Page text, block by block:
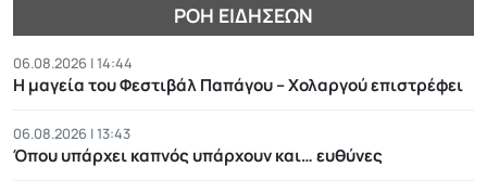
ΡΟΉ ΕΙΔΉΣΕΩΝ
06.08.2026 | 14:44
Η μαγεία του Φεστιβάλ Παπάγου – Χολαργού επιστρέφει
06.08.2026 | 13:43
Όπου υπάρχει καπνός υπάρχουν και… ευθύνες